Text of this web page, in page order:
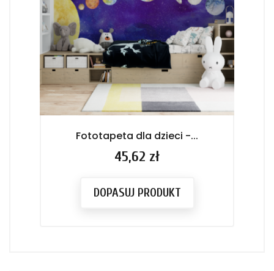
Fototapeta dla dzieci -...
Cena
45,62 zł
DOPASUJ PRODUKT